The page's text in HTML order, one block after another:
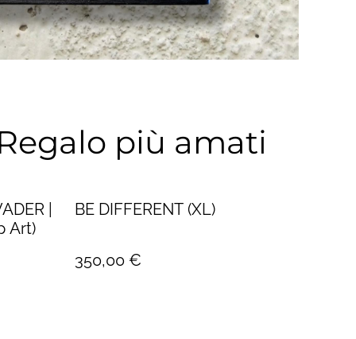
più amati
|
Art)
BE DIFFERENT (XL)
350,00 €